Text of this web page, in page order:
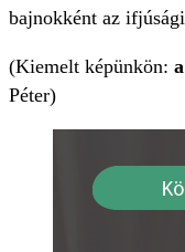
bajnokként az
(Kiemelt képünkön:
Péter)